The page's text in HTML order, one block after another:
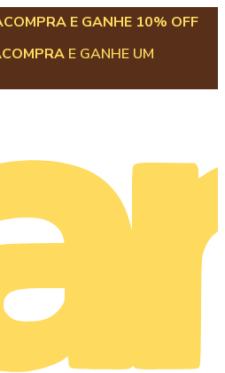
E GANHE 10% OFF
E GANHE UM